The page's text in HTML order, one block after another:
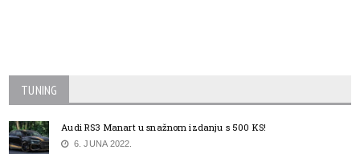
TUNING
Audi RS3 Manart u snažnom izdanju s 500 KS!
6. JUNA 2022.